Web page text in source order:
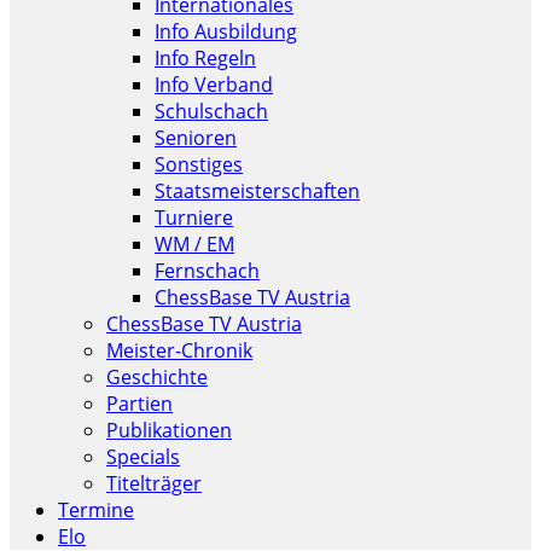
Info Ausbildung
Info Regeln
Info Verband
Schulschach
Senioren
Sonstiges
Staatsmeisterschaften
Turniere
WM / EM
Fernschach
ChessBase TV Austria
ChessBase TV Austria
Meister-Chronik
Geschichte
Partien
Publikationen
Specials
Titelträger
Termine
Elo